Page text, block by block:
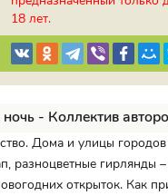
18 лет.
- Коллектив
Дома и улицы
разноцветные гирлянды
открыток. Как